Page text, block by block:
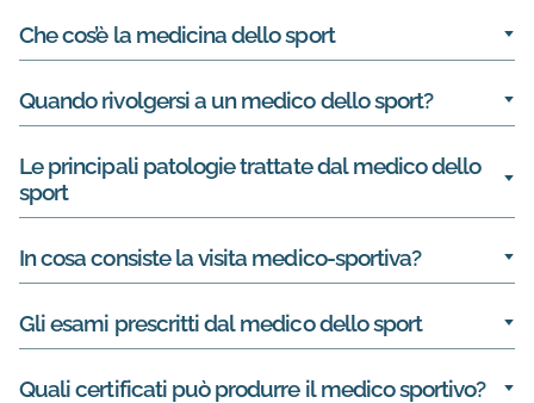
Che cos’è la medicina dello sport
Quando rivolgersi a un medico dello sport?
Le principali patologie trattate dal medico dello
sport
In cosa consiste la visita medico-sportiva?
Gli esami prescritti dal medico dello sport
Quali certificati può produrre il medico sportivo?